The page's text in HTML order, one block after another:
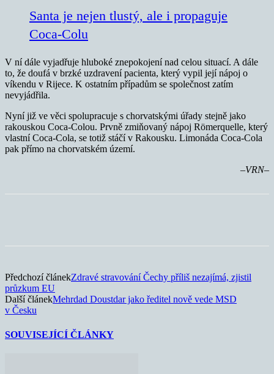
Santa je nejen tlustý, ale i propaguje
Coca-Colu
V ní dále vyjadřuje hluboké znepokojení nad celou situací. A dále
to, že doufá v brzké uzdravení pacienta, který vypil její nápoj o
víkendu v Rijece. K ostatním případům se společnost zatím
nevyjádřila.
Nyní již ve věci spolupracuje s chorvatskými úřady stejně jako
rakouskou Coca-Colou. Prvně zmiňovaný nápoj Römerquelle, který
vlastní Coca-Cola, se totiž stáčí v Rakousku. Limonáda Coca-Cola
pak přímo na chorvatském území.
–VRN–
Předchozí článekZdravé stravování Čechy příliš nezajímá, zjistil
průzkum EU
Další článekMehrdad Doustdar jako ředitel nově vede MSD
v Česku
SOUVISEJÍCÍ ČLÁNKY